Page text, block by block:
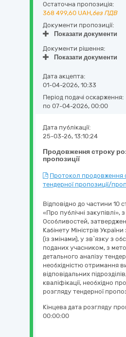
Остаточна пропозиція:
368 499,60 UAH,без ПДВ
Документи пропозиції:
Показати документи
Документи рішення:
Показати документи
Дата акцепта:
01-04-2026, 10:33
Період подачі оскарження:
по 07-04-2026, 00:00
Продовження строку
пропозиції
Дата публікації:
25-03-26, 13:10:24
Протокол продовження
тендерної пропозиції/
Відповідно до частини 10
«Про публічні закупівлі»,
Особливостей,
Кабінету Міністрів
(із змінами), у зв`язку з
поданих учасником, з
детального аналізу
необхідністю отримання
відповідальних
кваліфікації, необхідно
розгляду тендерної
Кінцева дата розгляду
00:00:00